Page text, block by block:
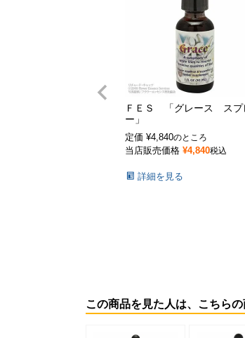
ＦＥＳ 「グレース スプ
ー」
定価 ¥4,840のところ
当店販売価格 ¥4,840税込
詳細を見る
この商品を見た人は、こちら